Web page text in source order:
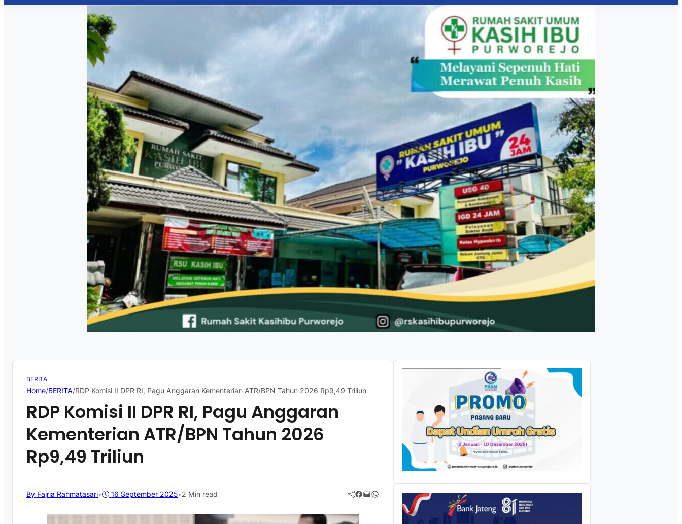
BERITA
Home/BERITA/RDP Komisi II DPR RI, Pagu Anggaran Kementerian ATR/BPN Tahun 2026 Rp9,49 Triliun
RDP Komisi II DPR RI, Pagu Anggaran
Kementerian ATR/BPN Tahun 2026
Rp9,49 Triliun
By Fajria Rahmatasari• 16 September 2025•2 Min read Facebook Mail WhatsApp